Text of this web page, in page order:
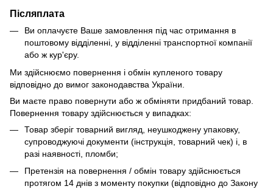
Післяплата
Ви оплачуєте Ваше замовлення під час отримання в
поштовому відділенні, у відділенні транспортної компанії
або ж кур'єру.
Ми здійснюємо повернення і обмін купленого товару
відповідно до вимог законодавства України.
Ви маєте право повернути або ж обміняти придбаний товар.
Повернення товару здійснюється у випадках:
Товар зберіг товарний вигляд, неушкоджену упаковку,
супроводжуючі документи (інструкція, товарний чек) і, в
разі наявності, пломби;
Претензія на повернення / обмін товару здійснюється
протягом 14 днів з моменту покупки (відповідно до Закону